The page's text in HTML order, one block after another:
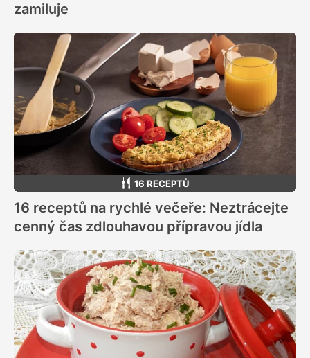
zamiluje
16 RECEPTŮ
16 receptů na rychlé večeře: Neztrácejte
cenný čas zdlouhavou přípravou jídla